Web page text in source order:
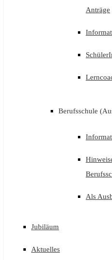
Anträge
Berufsschule
Als
Jubiläum
Aktuelles